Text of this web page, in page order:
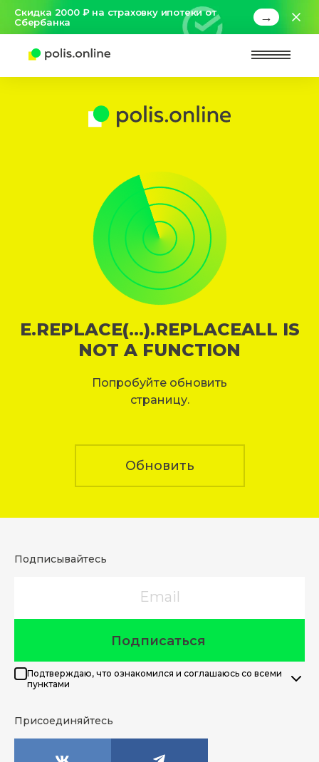
Скидка 2000 ₽ на страховку ипотеки от
Сбербанка
→
E.REPLACE(...).REPLACEALL IS
NOT A FUNCTION
Попробуйте обновить
страницу.
Обновить
Подписывайтесь
Подписаться
Подтверждаю, что ознакомился и соглашаюсь со всеми
пунктами
Присоединяйтесь